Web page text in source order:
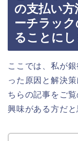
の支払い
ーチラッ
ることに
ここでは、私が
った原因と解決
ちらの記事をご
興味がある方だと